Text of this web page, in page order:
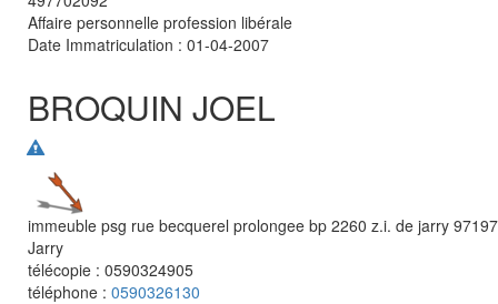
Affaire personnelle profession libérale
Date Immatriculation : 01-04-2007
BROQUIN JOEL
immeuble psg rue becquerel prolongee bp 2260 z.i. de jarry 97197
Jarry
télécopie : 0590324905
téléphone : 0590326130